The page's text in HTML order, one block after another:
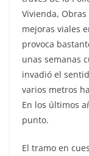
Vivienda,
mejoras viales
provoca
unas semanas
invadió el
varios metros
En los últimos
punto.
El tramo en